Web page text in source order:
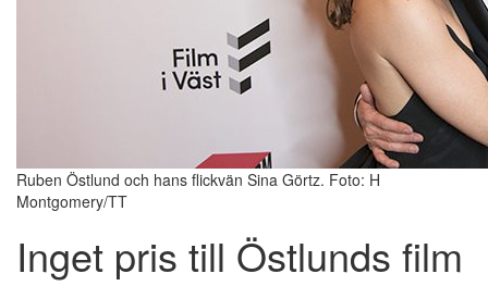
Ruben Östlund och hans flickvän Sina Görtz. Foto: H
Montgomery/TT
Inget pris till Östlunds film